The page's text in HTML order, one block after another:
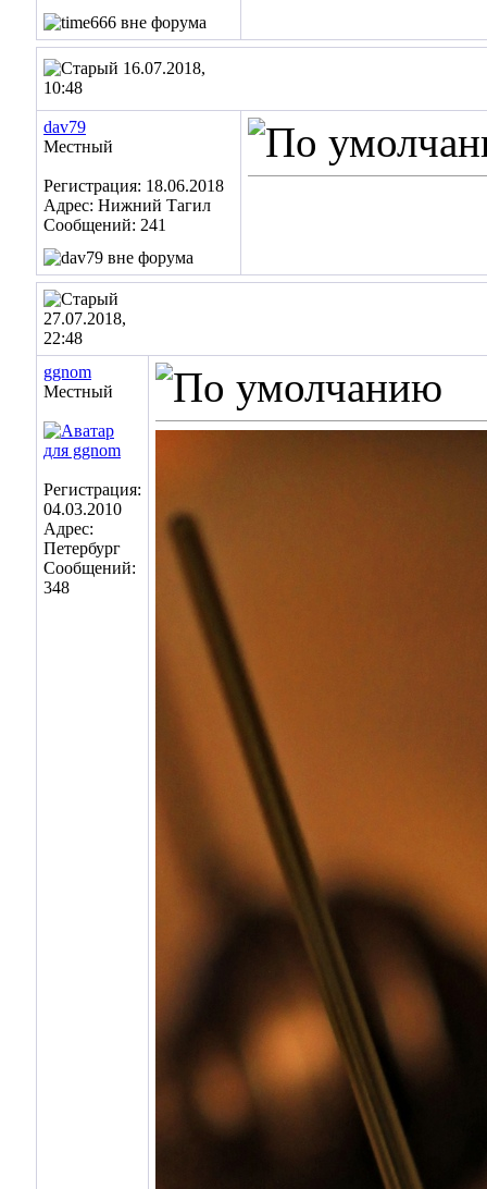
16.07.2018,
10:48
dav79
Местный
Регистрация: 18.06.2018
Адрес: Нижний Тагил
Сообщений: 241
27.07.2018,
22:48
ggnom
Местный
Регистрация:
04.03.2010
Адрес:
Петербург
Сообщений:
348